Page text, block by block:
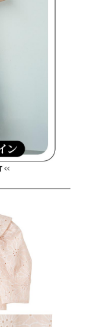
債権を当社に譲渡した
とになります。
、店舗はあなたの個人
に提供し、収集、処理
求書に必要な情報の確
リンクを参照してくだ
審査の結果に基づ
スという）はネットプ
が代金を徴収し
ない個人情報（注文者
人住所を含むがこれに
範囲内で利用されま
、詳細はAFTEE公式ホ
する声明』をご参照く
いて年利20%の遅延滞
関連する法律の権利を
な購入注文書とあわせ
の個人情報の収集、処
合は、当サービスを選